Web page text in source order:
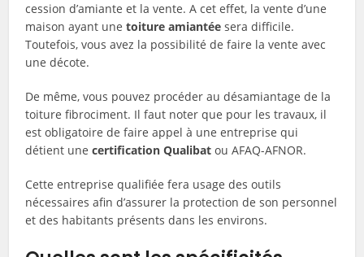
cession d’amiante et la vente. A cet effet, la vente d’une
maison ayant unetoiture amiantée sera difficile.
Toutefois, vous avez la possibilité de faire la vente avec
une décote.
De même, vous pouvez procéder au désamiantage de la
toiture fibrociment. Il faut noter que pour les travaux, il
est obligatoire de faire appel à une entreprise qui
détient unecertification Qualibat ou AFAQ-AFNOR.
Cette entreprise qualifiée fera usage des outils
nécessaires afin d’assurer la protection de son personnel
et des habitants présents dans les environs.